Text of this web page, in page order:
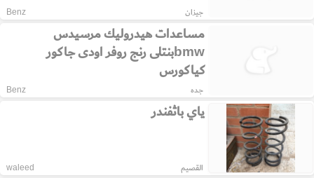
جيزان Benz
مساعدات هيدروليك مرسيدس
bmwبنتلى رنج روفر اودى جاكور
كياكورس
جده Benz
ياي باثفندر
القصيم waleed